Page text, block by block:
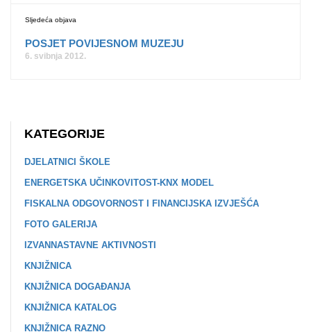
Sljedeća objava
POSJET POVIJESNOM MUZEJU
6. svibnja 2012.
KATEGORIJE
DJELATNICI ŠKOLE
ENERGETSKA UČINKOVITOST-KNX MODEL
FISKALNA ODGOVORNOST I FINANCIJSKA IZVJEŠĆA
FOTO GALERIJA
IZVANNASTAVNE AKTIVNOSTI
KNJIŽNICA
KNJIŽNICA DOGAĐANJA
KNJIŽNICA KATALOG
KNJIŽNICA RAZNO